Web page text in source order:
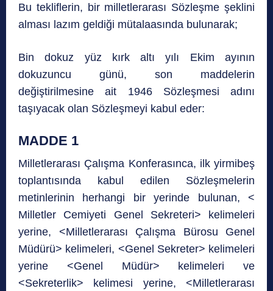
Bu tekliflerin, bir milletlerarası Sözleşme şeklini
alması lazım geldiği mütalaasında bulunarak;
Bin dokuz yüz kırk altı yılı Ekim ayının
dokuzuncu günü, son maddelerin
değiştirilmesine ait 1946 Sözleşmesi adını
taşıyacak olan Sözleşmeyi kabul eder:
MADDE 1
Milletlerarası Çalışma Konferasınca, ilk yirmibeş
toplantısında kabul edilen Sözleşmelerin
metinlerinin herhangi bir yerinde bulunan, <
Milletler Cemiyeti Genel Sekreteri> kelimeleri
yerine, <Milletlerarası Çalışma Bürosu Genel
Müdürü> kelimeleri, <Genel Sekreter> kelimeleri
yerine <Genel Müdür> kelimeleri ve
<Sekreterlik> kelimesi yerine, <Milletlerarası